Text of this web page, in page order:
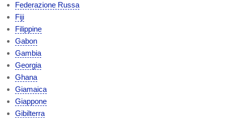
Federazione Russa
Fiji
Filippine
Gabon
Gambia
Georgia
Ghana
Giamaica
Giappone
Gibilterra